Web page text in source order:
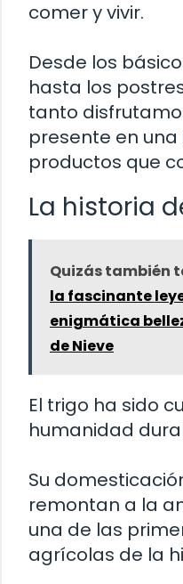
comer y vivir.
Desde los
hasta los
tanto
presente en
productos que
La historia
Quizás también
la fascinante
enigmática
de Nieve
El trigo ha sido
humanidad
Su
remontan a la
una de las
agrícolas de la